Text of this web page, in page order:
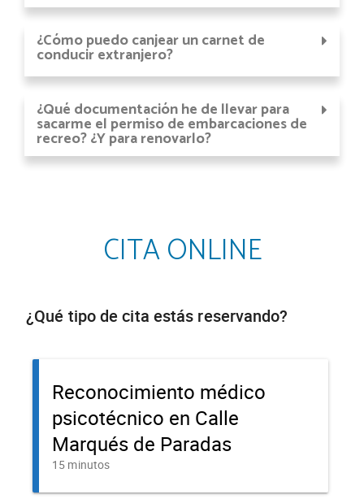
¿Cómo puedo canjear un carnet de
conducir extranjero?
¿Qué documentación he de llevar para
sacarme el permiso de embarcaciones de
recreo? ¿Y para renovarlo?
CITA ONLINE